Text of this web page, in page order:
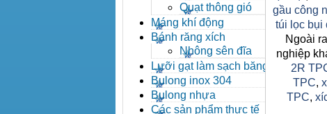
Quạt thông gió
Máng khí động
Bánh răng xích
Nhông sên đĩa
Lưỡi gạt làm sạch băng tải
Bulong inox 304
Bulong nhựa
Các sản phẩm thực tế
gầu công
túi lọc bụi
Ngoài
nghiệp
2R
TPC,
TPC,